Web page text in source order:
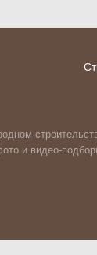
и видео-